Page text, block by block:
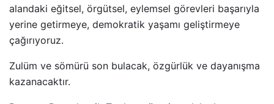
alandaki eğitsel, örgütsel, eylemsel görevleri başarıyla
yerine getirmeye, demokratik yaşamı geliştirmeye
çağırıyoruz.
Zulüm ve sömürü son bulacak, özgürlük ve dayanışma
kazanacaktır.